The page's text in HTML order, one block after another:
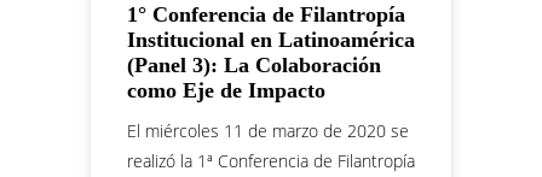
1° Conferencia de Filantropía
Institucional en Latinoamérica
(Panel 3): La Colaboración
como Eje de Impacto
El miércoles 11 de marzo de 2020 se
realizó la 1ª Conferencia de Filantropía